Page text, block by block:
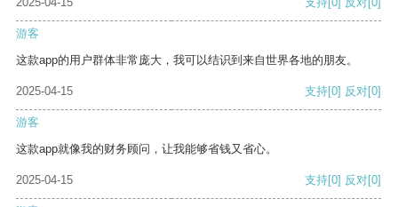
游客
这款app的用户群体非常庞大，我可以结识到来自世界各地的朋友。
2025-04-15 支持[0] 反对[0]
游客
这款app就像我的财务顾问，让我能够省钱又省心。
2025-04-15 支持[0] 反对[0]